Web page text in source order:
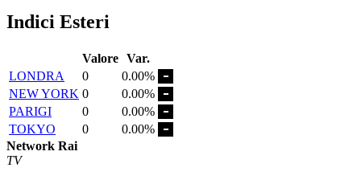
Indici Esteri
Valore Var.
LONDRA
0
0.00%
NEW YORK 0
0.00%
PARIGI
0
0.00%
TOKYO
0
0.00%
Network Rai
TV